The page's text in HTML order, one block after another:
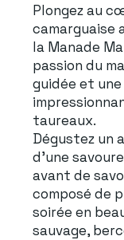
Plongez au
camarguaise
la Manade
passion du
guidée et
taureaux.
Dégustez un
d'une
avant de
composé de
soirée en
sauvage,